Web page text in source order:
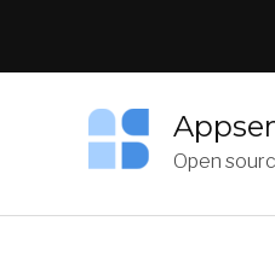
Open